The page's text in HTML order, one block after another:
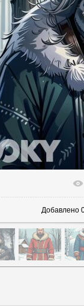
В
Добавлено